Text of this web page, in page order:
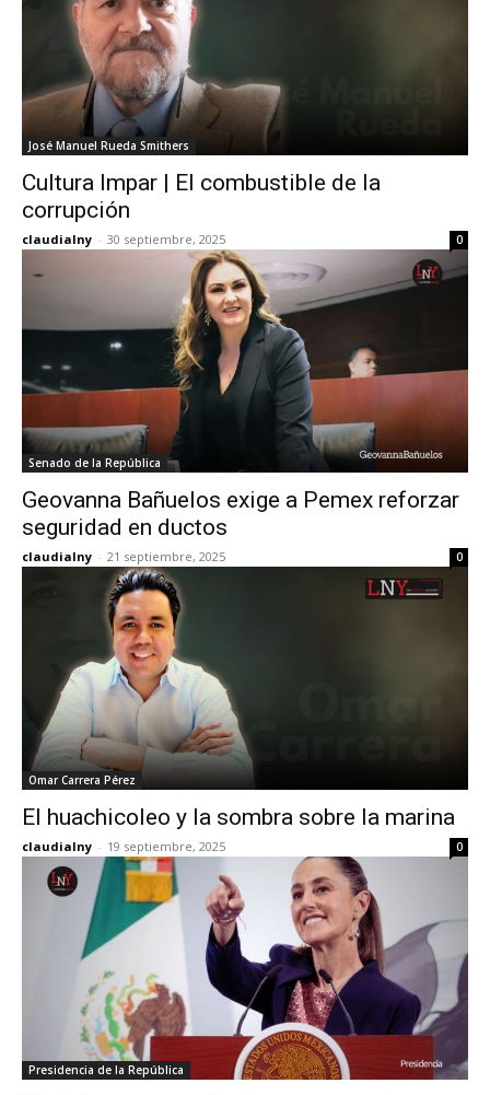
José Manuel Rueda Smithers
Cultura Impar | El combustible de la
corrupción
claudialny - 30 septiembre, 2025 0
Senado de la República
Geovanna Bañuelos exige a Pemex reforzar
seguridad en ductos
claudialny - 21 septiembre, 2025 0
Omar Carrera Pérez
El huachicoleo y la sombra sobre la marina
claudialny - 19 septiembre, 2025 0
Presidencia de la República